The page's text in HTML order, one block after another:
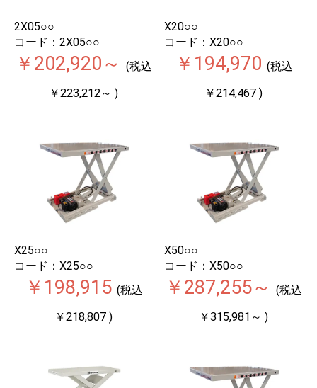
2X05○○
コード：2X05○○
￥202,920～
(税込
￥223,212～ )
X20○○
コード：X20○○
￥194,970 (税込
￥214,467 )
X25○○
コード：X25○○
￥198,915 (税込
￥218,807 )
X50○○
コード：X50○○
￥287,255～
(税込
￥315,981～ )